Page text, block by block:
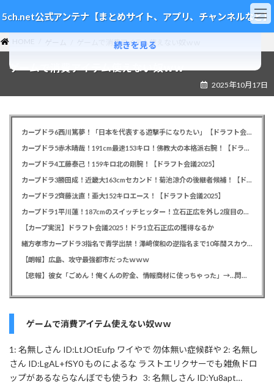
ン
テ
ン
ツ
ビ
ゲ
ー
シ
5ch.net公式アンテナ【まとめサイト、アプリ、チャンネルなど】
ゲーム ゲームで消費アイテム使えない奴ｗｗ
ゲームで消費アイテム使えない奴ｗｗ
2025年10月17日
カープドラ6西川篤夢！「日本を代表する遊撃手になりたい」【ドラフト会議2025】
カープドラ5赤木晴哉！191cm最速153キロ！佛教大の本格派右腕！【ドラフト会議2025】
カープドラ4工藤泰己！159キロ北の剛腕！【ドラフト会議2025】
カープドラ3勝田成！近畿大163cmセカンド！菊池涼介の後継者候補！【ドラフト会議2025】
カープドラ2齊藤汰直！亜大152キロエース！【ドラフト会議2025】
カープドラ1平川蓮！187cmのスイッチヒッター！立石正広を外し2度目の重複も新井監督がクジを引き当てる！【ドラフト会議2025】
【カープ実況】ドラフト会議2025！ドラ1立石正広の獲得なるか
緒方孝市カープドラ3指名で青学出禁！澤﨑俊和の逆指名まで10年間スカウト出禁
【朗報】広島、攻守最強都市だったｗｗｗ
【悲報】彼女「ごめん！俺くんの貯金、情報商材に使っちゃった」→…問い詰めたらギャン泣きされたんだが俺が悪いのか？
ゲームで消費アイテム使えない奴ｗｗ
1: 名無しさん ID:LtJOtEufp ワイやで 勿体無い症候群や 2: 名無し
さん ID:LgAL+fSY0 ものによるな ラストエリクサーでも雑魚ドロ
ップがあるならなんぼでも使うわ 3: 名無しさん ID:Yu8apt…
続きを見る